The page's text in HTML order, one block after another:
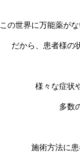
この世界に万能薬が
だから、患者様の
様々な症状
多数
施術方法に